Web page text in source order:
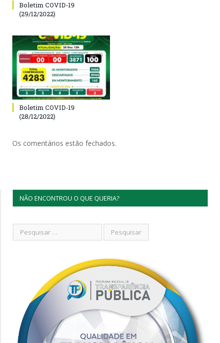
Boletim COVID-19
(29/12/2022)
Boletim COVID-19
(28/12/2022)
Os comentários estão fechados.
NÃO ENCONTROU O QUE QUERIA?